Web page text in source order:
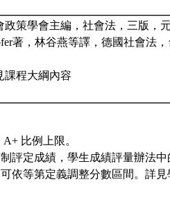
政策學會主編，社會法，三版，
著，林谷燕等譯，德國社會法
課程大綱內容
比例上限。
評定成績，學生成績評量辦法
依等第定義調整分數區間。詳